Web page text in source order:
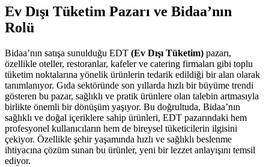
Ev Dışı Tüketim Pazarı ve Bidaa’nın
Rolü
Bidaa’nın satışa sunulduğu EDT (Ev Dışı Tüketim) pazarı,
özellikle oteller, restoranlar, kafeler ve catering firmaları gibi toplu
tüketim noktalarına yönelik ürünlerin tedarik edildiği bir alan olarak
tanımlanıyor. Gıda sektöründe son yıllarda hızlı bir büyüme trendi
gösteren bu pazar, sağlıklı ve pratik ürünlere olan talebin artmasıyla
birlikte önemli bir dönüşüm yaşıyor. Bu doğrultuda, Bidaa’nın
sağlıklı ve doğal içeriklere sahip ürünleri, EDT pazarındaki hem
profesyonel kullanıcıların hem de bireysel tüketicilerin ilgisini
çekiyor. Özellikle şehir yaşamında hızlı ve sağlıklı beslenme
ihtiyacına çözüm sunan bu ürünler, yeni bir lezzet anlayışını temsil
ediyor.